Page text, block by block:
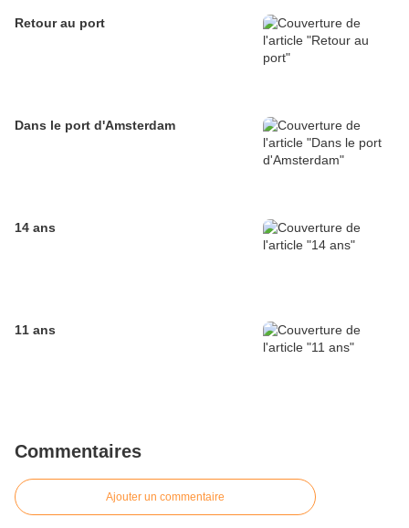
Retour au port
Dans le port d'Amsterdam
14 ans
11 ans
Commentaires
Ajouter un commentaire